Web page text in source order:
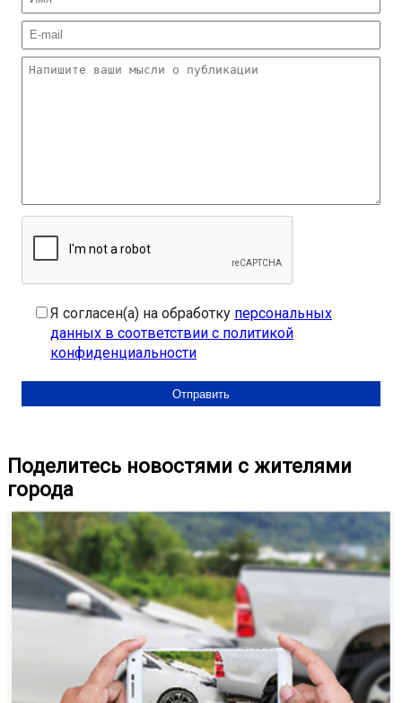
Я согласен(а) на обработку персональных
данных в соответствии с политикой
конфиденциальности
Поделитесь новостями с жителями
города